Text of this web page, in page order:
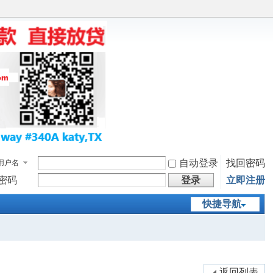
户名 自动登录
找回密码
码
登录 立即注册
快捷导航